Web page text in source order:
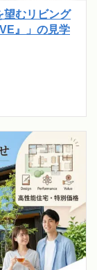
望むリビング
』」の見学